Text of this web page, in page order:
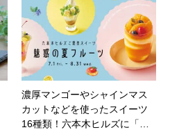
濃厚マンゴーやシャインマス
カットなどを使ったスイーツ
16種類！六本木ヒルズに「…